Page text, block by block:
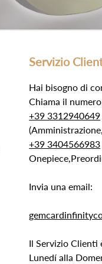
Servizio
Hai bisogno di
Chiama il
+39 3312940649
+39 3404566983
Invia una email:
Il Servizio Clienti
Lunedí alla